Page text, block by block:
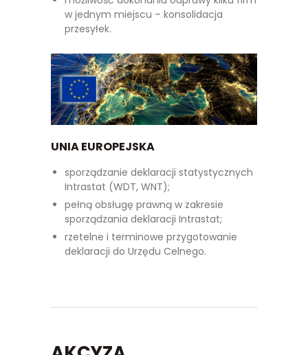
w jednym miejscu – konsolidacja
przesyłek.
UNIA EUROPEJSKA
sporządzanie deklaracji statystycznych
Intrastat (WDT, WNT);
pełną obsługę prawną w zakresie
sporządzania deklaracji Intrastat;
rzetelne i terminowe przygotowanie
deklaracji do Urzędu Celnego.